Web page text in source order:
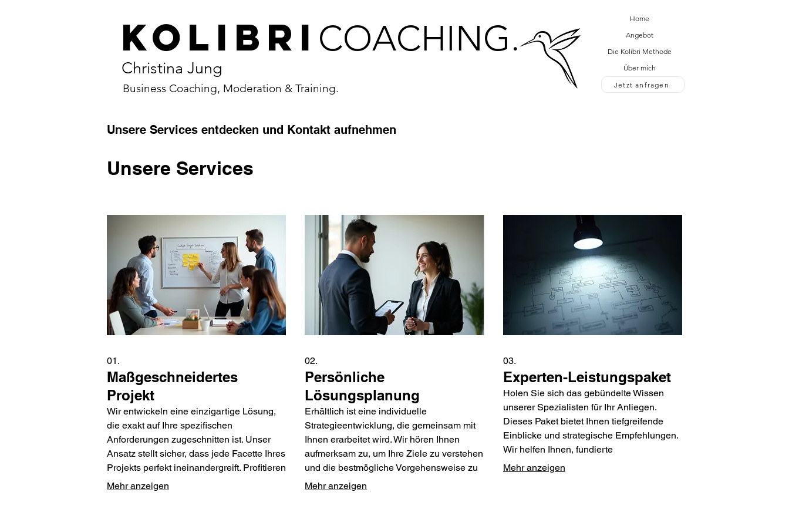
Kolibri COACHING.
Christina Jung
Business Coaching, Moderation & Training.
Home
Angebot
Die Kolibri Methode
Über mich
Jetzt anfragen
Jetzt anfragen
Unsere Services entdecken und Kontakt aufnehmen
Unsere Services
01.
Maßgeschneidertes
Projekt
Wir entwickeln eine einzigartige Lösung,
die exakt auf Ihre spezifischen
Anforderungen zugeschnitten ist. Unser
Ansatz stellt sicher, dass jede Facette Ihres
Projekts perfekt ineinandergreift. Profitieren
Sie von innovativen Ideen und einer
Mehr anzeigen
02.
Persönliche
Lösungsplanung
Erhältlich ist eine individuelle
Strategieentwicklung, die gemeinsam mit
Ihnen erarbeitet wird. Wir hören Ihnen
aufmerksam zu, um Ihre Ziele zu verstehen
und die bestmögliche Vorgehensweise zu
identifizieren. Gemeinsam finden wir den
Mehr anzeigen
03.
Experten-Leistungspaket
Holen Sie sich das gebündelte Wissen
unserer Spezialisten für Ihr Anliegen.
Dieses Paket bietet Ihnen tiefgreifende
Einblicke und strategische Empfehlungen.
Wir helfen Ihnen, fundierte
Entscheidungen zu treffen und Ihre Ziele
Mehr anzeigen